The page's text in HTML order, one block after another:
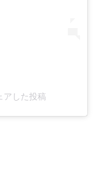
アした投稿